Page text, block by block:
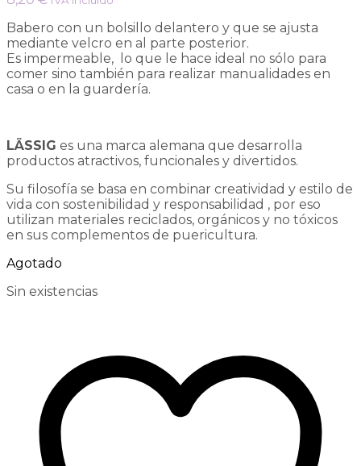
Babero con un bolsillo delantero y que se ajusta
mediante velcro en al parte posterior.
Es impermeable, lo que le hace ideal no sólo para
comer sino también para realizar manualidades en
casa o en la guardería.
LÄSSIG es una marca alemana que desarrolla
productos atractivos, funcionales y divertidos.
Su filosofía se basa en combinar creatividad y estilo de
vida con sostenibilidad y responsabilidad , por eso
utilizan materiales reciclados, orgánicos y no tóxicos
en sus complementos de puericultura.
Agotado
Sin existencias